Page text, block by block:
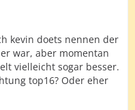
kevin doets nennen der
war, aber momentan
vielleicht sogar besser.
top16? Oder eher